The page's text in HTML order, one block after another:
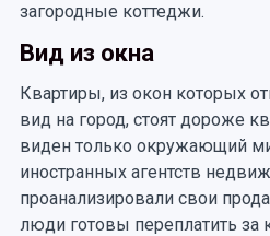
загородные коттеджи.
Вид из окна
Квартиры, из окон которых
вид на город, стоят дороже
виден только окружающий
иностранных агентств
проанализировали свои
люди готовы переплатить за